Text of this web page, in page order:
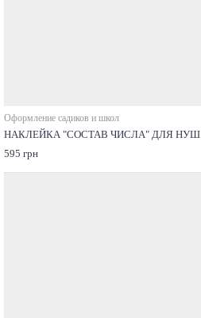
Оформление садиков и школ
НАКЛЕЙКА "СОСТАВ ЧИСЛА" ДЛЯ НУШ
595 грн